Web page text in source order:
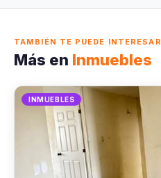
TAMBIÉN TE PUEDE INTERESAR
Más en Inmuebles
INMUEBLES